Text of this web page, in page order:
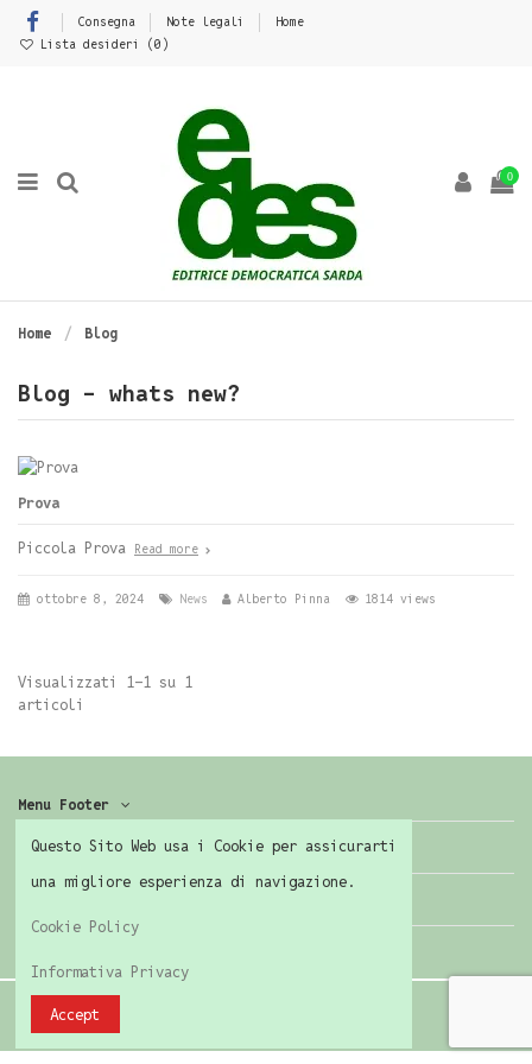
Consegna Note legali
Home
Lista desideri (0 )
0
Home Blog
Blog - whats new?
Prova
Piccola Prova Read more
ottobre 8, 2024 News Alberto Pinna 1814 views
Visualizzati 1-1 su 1
articoli
Menu Footer
Contattaci
Questo Sito Web usa i Cookie per assicurarti
una migliore esperienza di navigazione.
Cookie Policy
Informativa Privacy
Accept